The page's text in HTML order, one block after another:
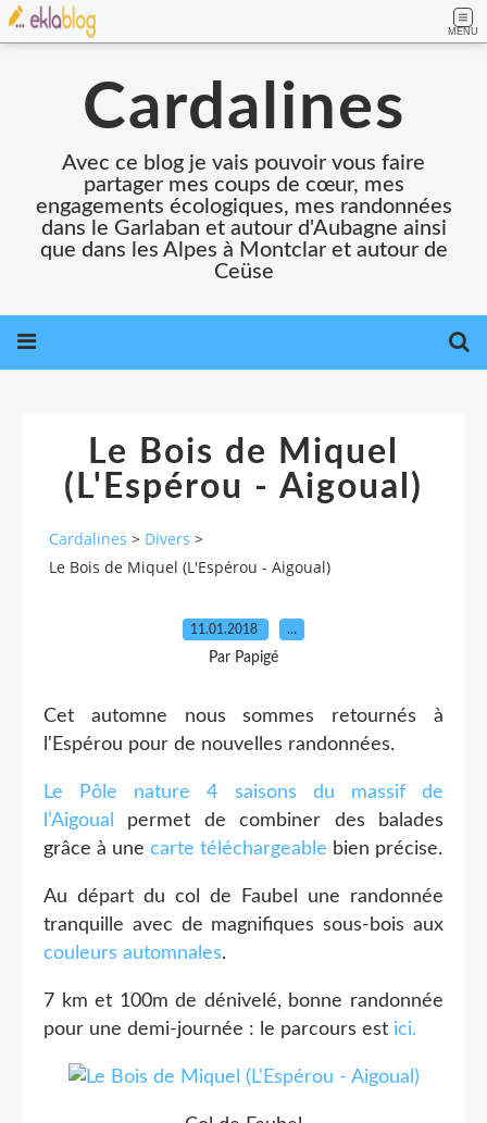
MENU
Cardalines
Avec ce blog je vais pouvoir vous faire
partager mes coups de cœur, mes
engagements écologiques, mes randonnées
dans le Garlaban et autour d'Aubagne ainsi
que dans les Alpes à Montclar et autour de
Ceüse
Le Bois de Miquel
(L'Espérou - Aigoual)
Cardalines > Divers >
Le Bois de Miquel (L'Espérou - Aigoual)
11.01.2018 …
Par Papigé
Cet automne nous sommes retournés à
l'Espérou pour de nouvelles randonnées.
Le Pôle nature 4 saisons du massif de
l’Aigoual
permet de combiner des balades
grâce à une carte téléchargeable bien précise.
Au départ du col de Faubel une randonnée
tranquille avec de magnifiques sous-bois aux
couleurs automnales.
7 km et 100m de dénivelé, bonne randonnée
pour une demi-journée : le parcours est ici.